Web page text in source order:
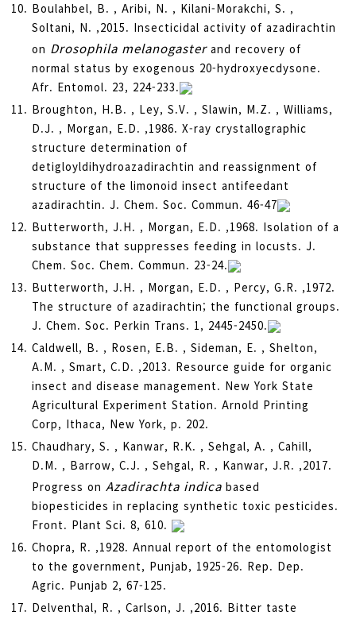
Boulahbel, B. , Aribi, N. , Kilani-Morakchi, S. ,
Soltani, N. ,2015. Insecticidal activity of azadirachtin
on Drosophila melanogaster and recovery of
normal status by exogenous 20-hydroxyecdysone.
Afr. Entomol. 23, 224-233.
Broughton, H.B. , Ley, S.V. , Slawin, M.Z. , Williams,
D.J. , Morgan, E.D. ,1986. X-ray crystallographic
structure determination of
detigloyldihydroazadirachtin and reassignment of
structure of the limonoid insect antifeedant
azadirachtin. J. Chem. Soc. Commun. 46-47
Butterworth, J.H. , Morgan, E.D. ,1968. Isolation of a
substance that suppresses feeding in locusts. J.
Chem. Soc. Chem. Commun. 23-24.
Butterworth, J.H. , Morgan, E.D. , Percy, G.R. ,1972.
The structure of azadirachtin; the functional groups.
J. Chem. Soc. Perkin Trans. 1, 2445-2450.
Caldwell, B. , Rosen, E.B. , Sideman, E. , Shelton,
A.M. , Smart, C.D. ,2013. Resource guide for organic
insect and disease management. New York State
Agricultural Experiment Station. Arnold Printing
Corp, Ithaca, New York, p. 202.
Chaudhary, S. , Kanwar, R.K. , Sehgal, A. , Cahill,
D.M. , Barrow, C.J. , Sehgal, R. , Kanwar, J.R. ,2017.
Progress on Azadirachta indica based
biopesticides in replacing synthetic toxic pesticides.
Front. Plant Sci. 8, 610.
Chopra, R. ,1928. Annual report of the entomologist
to the government, Punjab, 1925-26. Rep. Dep.
Agric. Punjab 2, 67-125.
Delventhal, R. , Carlson, J. ,2016. Bitter taste